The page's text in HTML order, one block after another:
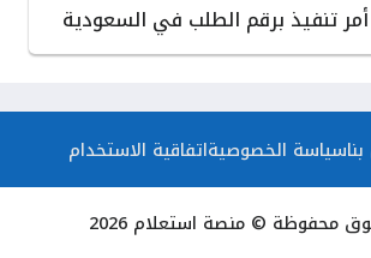
تنفيذ برقم الطلب في السعودية
سياسة الخصوصيةاتفاقية الاستخدام
محفوظة © منصة استعلام 2026